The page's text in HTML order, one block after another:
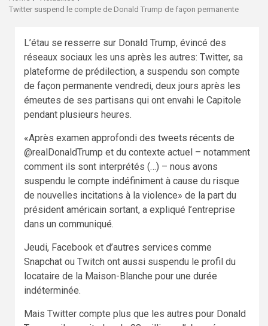
Twitter suspend le compte de Donald Trump de façon permanente
L’étau se resserre sur Donald Trump, évincé des
réseaux sociaux les uns après les autres: Twitter, sa
plateforme de prédilection, a suspendu son compte
de façon permanente vendredi, deux jours après les
émeutes de ses partisans qui ont envahi le Capitole
pendant plusieurs heures.
«Après examen approfondi des tweets récents de
@realDonaldTrump et du contexte actuel – notamment
comment ils sont interprétés (…) – nous avons
suspendu le compte indéfiniment à cause du risque
de nouvelles incitations à la violence» de la part du
président américain sortant, a expliqué l’entreprise
dans un communiqué.
Jeudi, Facebook et d’autres services comme
Snapchat ou Twitch ont aussi suspendu le profil du
locataire de la Maison-Blanche pour une durée
indéterminée.
Mais Twitter compte plus que les autres pour Donald